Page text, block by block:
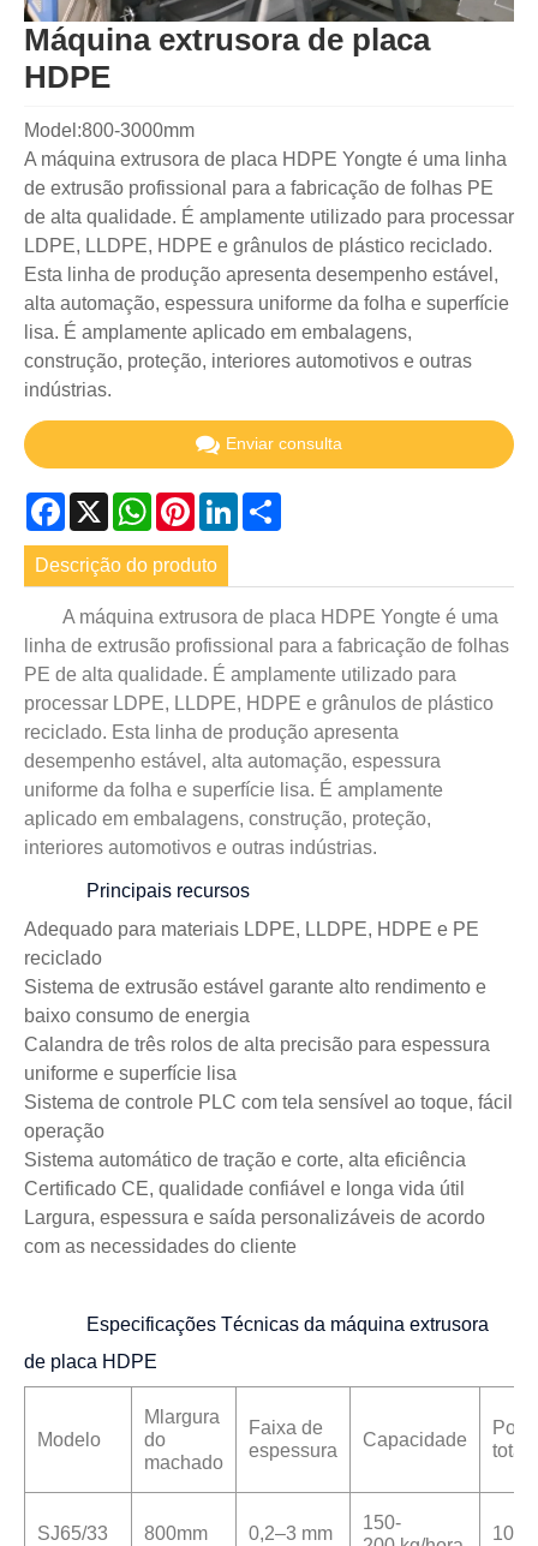
Máquina extrusora de placa
HDPE
Model:800-3000mm
A máquina extrusora de placa HDPE Yongte é uma linha
de extrusão profissional para a fabricação de folhas PE
de alta qualidade. É amplamente utilizado para processar
LDPE, LLDPE, HDPE e grânulos de plástico reciclado.
Esta linha de produção apresenta desempenho estável,
alta automação, espessura uniforme da folha e superfície
lisa. É amplamente aplicado em embalagens,
construção, proteção, interiores automotivos e outras
indústrias.
Enviar consulta
Facebook
X WhatsApp
PinterestLinkedIn
Descrição do produto
A máquina extrusora de placa HDPE Yongte é uma
linha de extrusão profissional para a fabricação de folhas
PE de alta qualidade. É amplamente utilizado para
processar LDPE, LLDPE, HDPE e grânulos de plástico
reciclado. Esta linha de produção apresenta
desempenho estável, alta automação, espessura
uniforme da folha e superfície lisa. É amplamente
aplicado em embalagens, construção, proteção,
interiores automotivos e outras indústrias.
Principais recursos
Adequado para materiais LDPE, LLDPE, HDPE e PE
reciclado
Sistema de extrusão estável garante alto rendimento e
baixo consumo de energia
Calandra de três rolos de alta precisão para espessura
uniforme e superfície lisa
Sistema de controle PLC com tela sensível ao toque, fácil
operação
Sistema automático de tração e corte, alta eficiência
Certificado CE, qualidade confiável e longa vida útil
Largura, espessura e saída personalizáveis ​​de acordo
com as necessidades do cliente
Especificações Técnicas da máquina extrusora
de placa HDPE
Modelo
M largura
do
machado
Faixa de
espessura
Capacidade
total
SJ65/33 800mm 0,2–3 mm
150-
100